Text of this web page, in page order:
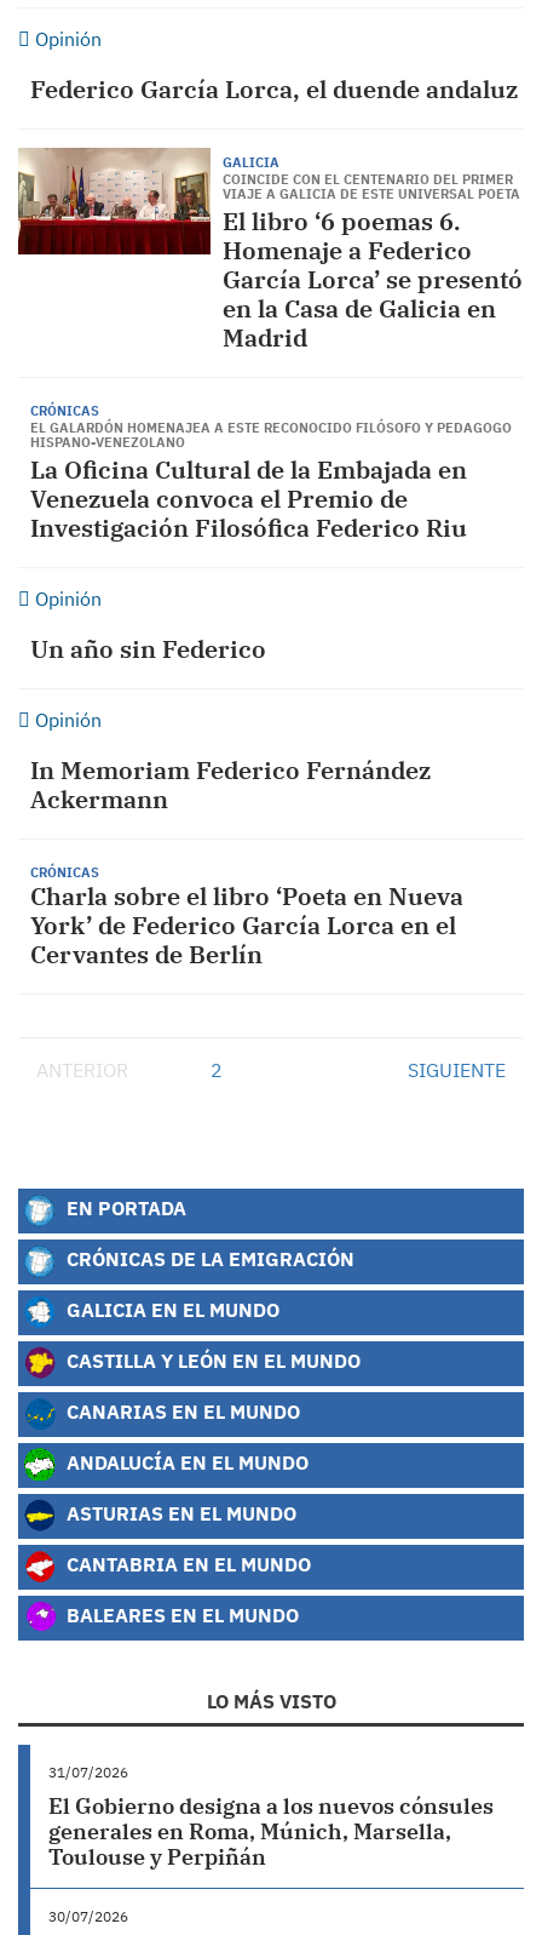
Opinión
Federico García Lorca, el duende andaluz
GALICIA
COINCIDE CON EL CENTENARIO DEL PRIMER
VIAJE A GALICIA DE ESTE UNIVERSAL POETA
El libro ‘6 poemas 6.
Homenaje a Federico
García Lorca’ se presentó
en la Casa de Galicia en
Madrid
CRÓNICAS
EL GALARDÓN HOMENAJEA A ESTE RECONOCIDO FILÓSOFO Y PEDAGOGO
HISPANO-VENEZOLANO
La Oficina Cultural de la Embajada en
Venezuela convoca el Premio de
Investigación Filosófica Federico Riu
Opinión
Un año sin Federico
Opinión
In Memoriam Federico Fernández
Ackermann
CRÓNICAS
Charla sobre el libro ‘Poeta en Nueva
York’ de Federico García Lorca en el
Cervantes de Berlín
ANTERIOR 2 SIGUIENTE
EN PORTADA
CRÓNICAS DE LA EMIGRACIÓN
GALICIA EN EL MUNDO
CASTILLA Y LEÓN EN EL MUNDO
CANARIAS EN EL MUNDO
ANDALUCÍA EN EL MUNDO
ASTURIAS EN EL MUNDO
CANTABRIA EN EL MUNDO
BALEARES EN EL MUNDO
LO MÁS VISTO
31/07/2026
El Gobierno designa a los nuevos cónsules
generales en Roma, Múnich, Marsella,
Toulouse y Perpiñán
30/07/2026